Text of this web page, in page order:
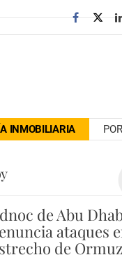
INMOBILIARIA
de Abu
ataques
de